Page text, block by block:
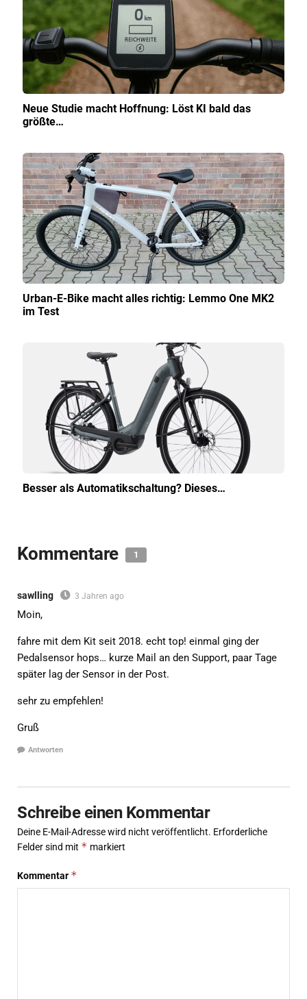
Neue Studie macht Hoffnung: Löst KI bald das
größte…
Urban-E-Bike macht alles richtig: Lemmo One MK2
im Test
Besser als Automatikschaltung? Dieses…
Kommentare 1
sawlling 3 Jahren ago
Moin,
fahre mit dem Kit seit 2018. echt top! einmal ging der
Pedalsensor hops… kurze Mail an den Support, paar Tage
später lag der Sensor in der Post.
sehr zu empfehlen!
Gruß
Antworten
Schreibe einen Kommentar
Deine E-Mail-Adresse wird nicht veröffentlicht. Erforderliche
Felder sind mit * markiert
Kommentar *